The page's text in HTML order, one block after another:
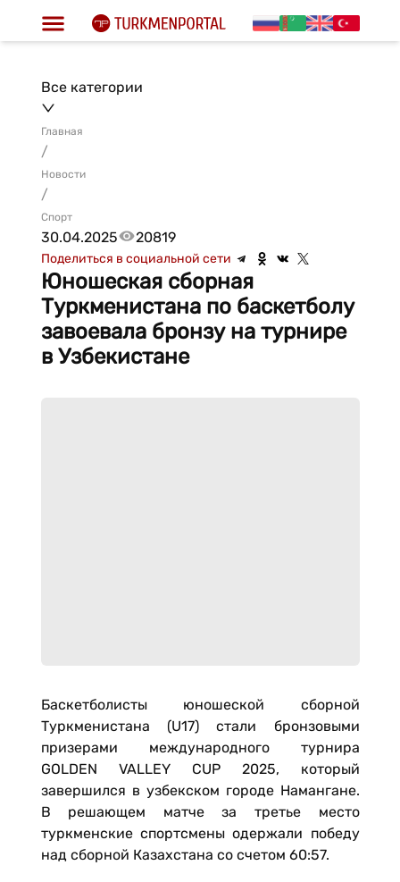
Все категории
Главная
/
Новости
/
Спорт
30.04.2025 20819
Поделиться в социальной сети
Юношеская сборная
Туркменистана по баскетболу
завоевала бронзу на турнире
в Узбекистане
Баскетболисты юношеской сборной
Туркменистана (U17) стали бронзовыми
призерами международного турнира
GOLDEN VALLEY CUP 2025, который
завершился в узбекском городе Намангане.
В решающем матче за третье место
туркменские спортсмены одержали победу
над сборной Казахстана со счетом 60:57.